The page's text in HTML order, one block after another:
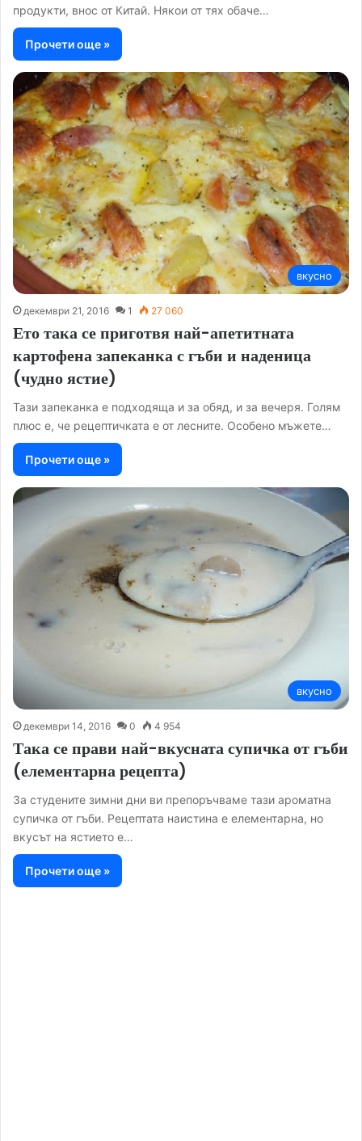
продукти, внос от Китай. Някои от тях обаче…
Прочети още »
вкусно
декември 21, 2016 1 27 060
Ето така се приготвя най-апетитната
картофена запеканка с гъби и наденица
(чудно ястие)
Тази запеканка е подходяща и за обяд, и за вечеря. Голям
плюс е, че рецептичката е от лесните. Особено мъжете…
Прочети още »
вкусно
декември 14, 2016 0 4 954
Така се прави най-вкусната супичка от гъби
(елементарна рецепта)
За студените зимни дни ви препоръчваме тази ароматна
супичка от гъби. Рецептата наистина е елементарна, но
вкусът на ястието е…
Прочети още »